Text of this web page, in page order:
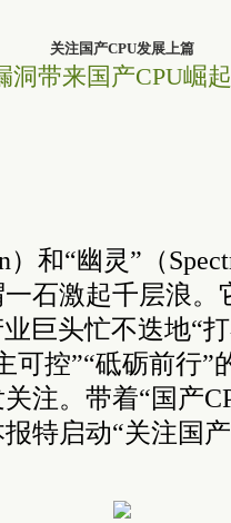
关注国产CPU发展上篇
洞带来国产CPU崛
）和“幽灵”（
石激起千层浪。
巨头忙不迭地“
可控”“砥砺前行”
注。带着“国产
特启动“关注国